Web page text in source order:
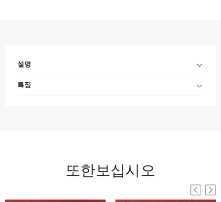
설명
특징
또한보십시오